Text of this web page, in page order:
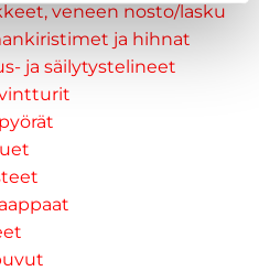
veneen nosto/lasku
ja hihnat
ja säilytystelineet